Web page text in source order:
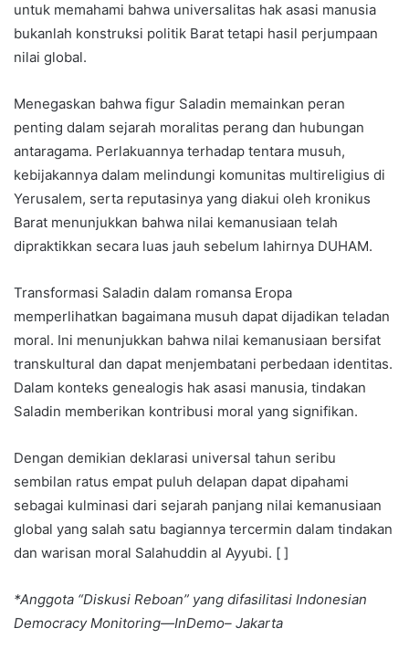
untuk memahami bahwa universalitas hak asasi manusia
bukanlah konstruksi politik Barat tetapi hasil perjumpaan
nilai global.
Menegaskan bahwa figur Saladin memainkan peran
penting dalam sejarah moralitas perang dan hubungan
antaragama. Perlakuannya terhadap tentara musuh,
kebijakannya dalam melindungi komunitas multireligius di
Yerusalem, serta reputasinya yang diakui oleh kronikus
Barat menunjukkan bahwa nilai kemanusiaan telah
dipraktikkan secara luas jauh sebelum lahirnya DUHAM.
Transformasi Saladin dalam romansa Eropa
memperlihatkan bagaimana musuh dapat dijadikan teladan
moral. Ini menunjukkan bahwa nilai kemanusiaan bersifat
transkultural dan dapat menjembatani perbedaan identitas.
Dalam konteks genealogis hak asasi manusia, tindakan
Saladin memberikan kontribusi moral yang signifikan.
Dengan demikian deklarasi universal tahun seribu
sembilan ratus empat puluh delapan dapat dipahami
sebagai kulminasi dari sejarah panjang nilai kemanusiaan
global yang salah satu bagiannya tercermin dalam tindakan
dan warisan moral Salahuddin al Ayyubi. [ ]
*Anggota “Diskusi Reboan” yang difasilitasi Indonesian
Democracy Monitoring—InDemo– Jakarta